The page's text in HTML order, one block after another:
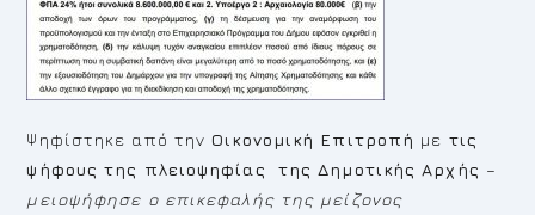
Ψηφίστηκε από τηνΟικονομική Επιτροπή με τις
ψήφους της πλειοψηφίας της Δημοτικής Αρχής –
μειοψήφησε ο επικεφαλής της μείζονος